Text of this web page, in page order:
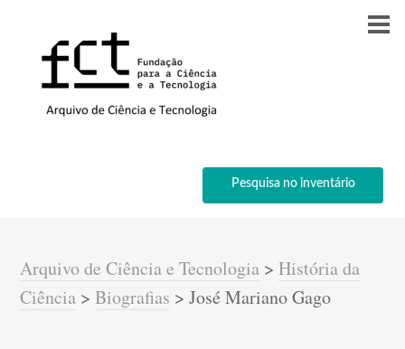
Pesquisa no inventário
Arquivo de Ciência e Tecnologia >História da
Ciência >Biografias >José Mariano Gago